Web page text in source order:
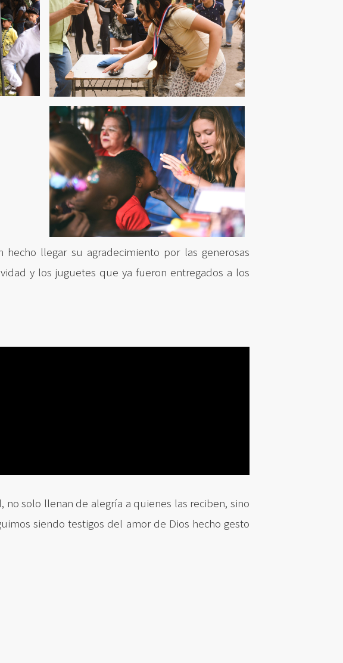
hecho llegar su agradecimiento por las generosas
y los juguetes que ya fueron entregados a los
solo llenan de alegría a quienes las reciben, sino
siendo testigos del amor de Dios hecho gesto